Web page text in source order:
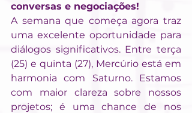
conversas e negociações!
A semana que começa agora traz
uma excelente oportunidade para
diálogos significativos. Entre terça
(25) e quinta (27), Mercúrio está em
harmonia com Saturno. Estamos
com maior clareza sobre nossos
projetos; é uma chance de nos